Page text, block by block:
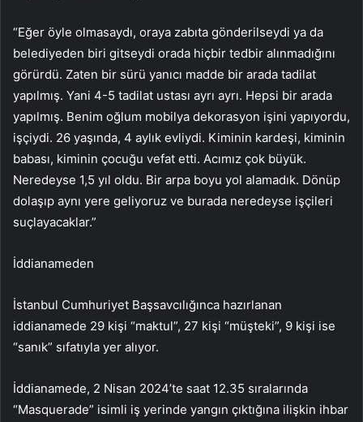
“Eğer öyle olmasaydı, oraya zabıta gönderilseydi ya da
belediyeden biri gitseydi orada hiçbir tedbir alınmadığını
görürdü. Zaten bir sürü yanıcı madde bir arada tadilat
yapılmış. Yani 4-5 tadilat ustası ayrı ayrı. Hepsi bir arada
yapılmış. Benim oğlum mobilya dekorasyon işini yapıyordu,
işçiydi. 26 yaşında, 4 aylık evliydi. Kiminin kardeşi, kiminin
babası, kiminin çocuğu vefat etti. Acımız çok büyük.
Neredeyse 1,5 yıl oldu. Bir arpa boyu yol alamadık. Dönüp
dolaşıp aynı yere geliyoruz ve burada neredeyse işçileri
suçlayacaklar.”
İddianameden
İstanbul Cumhuriyet Başsavcılığınca hazırlanan
iddianamede 29 kişi “maktul”, 27 kişi “müşteki”, 9 kişi ise
“sanık” sıfatıyla yer alıyor.
İddianamede, 2 Nisan 2024’te saat 12.35 sıralarında
“Masquerade” isimli iş yerinde yangın çıktığına ilişkin ihbar